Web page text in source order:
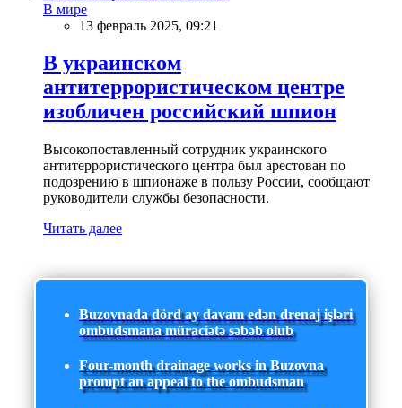
В мире
13 февраль 2025, 09:21
В украинском
антитеррористическом центре
изобличен российский шпион
Высокопоставленный сотрудник украинского
антитеррористического центра был арестован по
подозрению в шпионаже в пользу России, сообщают
руководители службы безопасности.
Читать далее
Buzovnada dörd ay davam edən drenaj işləri
ombudsmana müraciətə səbəb olub
Four-month drainage works in Buzovna
prompt an appeal to the ombudsman